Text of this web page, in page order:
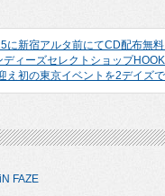
に新宿アルタ前にてCD配布無料
ィーズセレクトショップ
え初の東京イベントを2デイズで
FAZE